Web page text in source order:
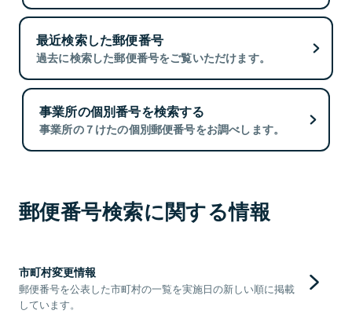
最近検索した郵便番号
過去に検索した郵便番号をご覧いただけます。
事業所の個別番号を検索する
事業所の７けたの個別郵便番号をお調べします。
郵便番号検索に関する情報
市町村変更情報
郵便番号を公表した市町村の一覧を実施日の新しい順に掲載
しています。